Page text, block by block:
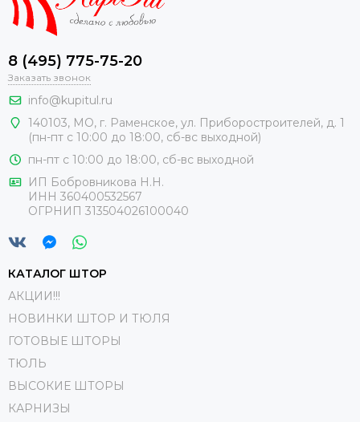
8 (495) 775-75-20
Заказать звонок
info@kupitul.ru
140103, МО, г. Раменское, ул. Приборостроителей, д. 1
(пн-пт с 10:00 до 18:00, сб-вс выходной)
пн-пт с 10:00 до 18:00, сб-вс выходной
ИП Бобровникова Н.Н.
ИНН 360400532567
ОГРНИП 313504026100040
КАТАЛОГ ШТОР
АКЦИИ!!!
НОВИНКИ ШТОР И ТЮЛЯ
ГОТОВЫЕ ШТОРЫ
ТЮЛЬ
ВЫСОКИЕ ШТОРЫ
КАРНИЗЫ